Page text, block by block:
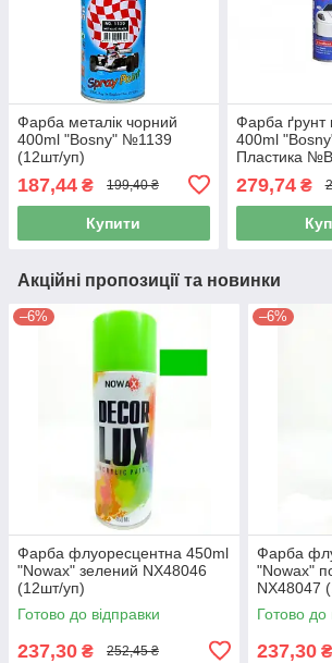
Фарба металік чорний
400ml "Bosny" №1139
(12шт/уп)
187,44 ₴ 199,40 ₴
Купити
Фарба ґрунт
400ml
Пластика
279,74₴
Акційні пропозиції та новинки
–6%
Фарба флуоресцентна 450ml
"Nowax" зелений NX48046
(12шт/уп)
Готово до відправки
237,30 ₴ 252,45 ₴
–6%
Фарба
"Nowax"
NX48047
Готово до
237,30 ₴